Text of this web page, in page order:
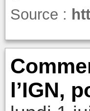
Source :
l’IGN,